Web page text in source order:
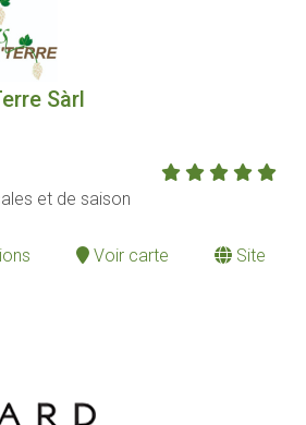
Sàrl
et de saison
Voir carte
Site